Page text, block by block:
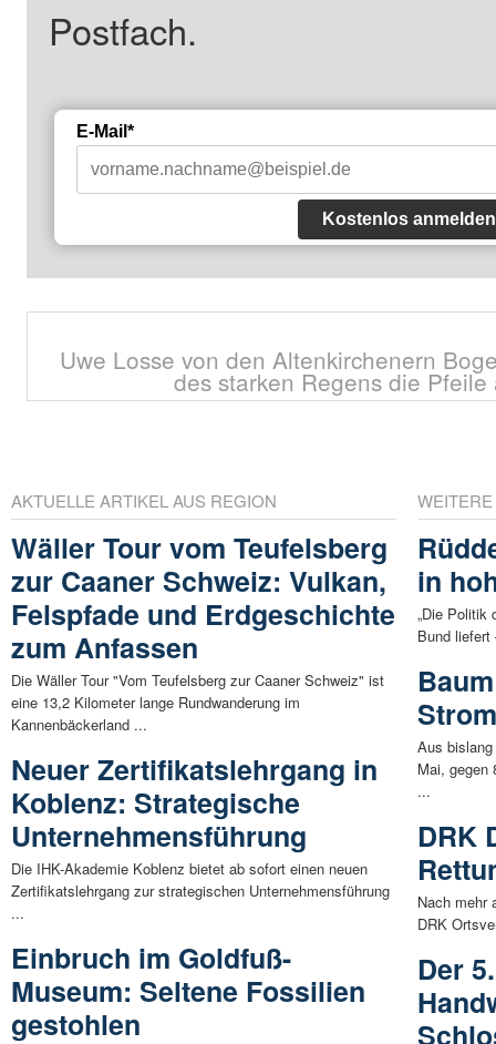
Postfach.
E-Mail*
Kostenlos anmelden
Uwe Losse von den Altenkirchenern
des starken Regens die
AKTUELLE ARTIKEL AUS REGION
Wäller Tour vom Teufelsberg
zur Caaner Schweiz: Vulkan,
Felspfade und Erdgeschichte
zum Anfassen
Die Wäller Tour "Vom Teufelsberg zur Caaner Schweiz" ist
eine 13,2 Kilometer lange Rundwanderung im
Kannenbäckerland ...
Neuer Zertifikatslehrgang in
Koblenz: Strategische
Unternehmensführung
Die IHK-Akademie Koblenz bietet ab sofort einen neuen
Zertifikatslehrgang zur strategischen Unternehmensführung
...
Einbruch im Goldfuß-
Museum: Seltene Fossilien
gestohlen
in
„Die Politik
Bund
Aus
Mai, gegen
...
DRK
Nach mehr
DRK
Der